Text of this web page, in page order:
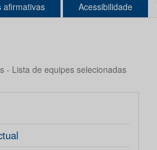
afirmativas Acessibilidade
- Lista de equipes selecionadas